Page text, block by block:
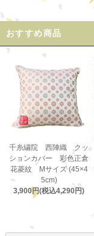
おすすめ商品
千糸繍院 西陣織 クッ
ションカバー 彩色正倉
花菱紋 Mサイズ (45×4
5cm)
3,900円(税込4,290円)